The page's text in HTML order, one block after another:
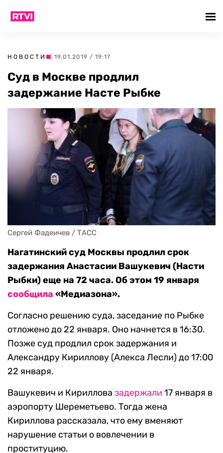
НОВОСТИ | 19.01.2019 / 19:17
Суд в Москве продлил
задержание Насте Рыбке
Сергей Фадеичев / ТАСС
Нагатинский суд Москвы продлил срок
задержания Анастасии Вашукевич (Насти
Рыбки) еще на 72 часа. Об этом 19 января
сообщила «Медиазона».
Согласно решению суда, заседание по Рыбке
отложено до 22 января. Оно начнется в 16:30.
Позже суд продлил срок задержания и
Александру Кириллову (Алекса Лесли) до 17:00
22 января.
Вашукевич и Кириллова задержали 17 января в
аэропорту Шереметьево. Тогда жена
Кириллова рассказала, что ему вменяют
нарушение статьи о вовлечении в
проституцию.